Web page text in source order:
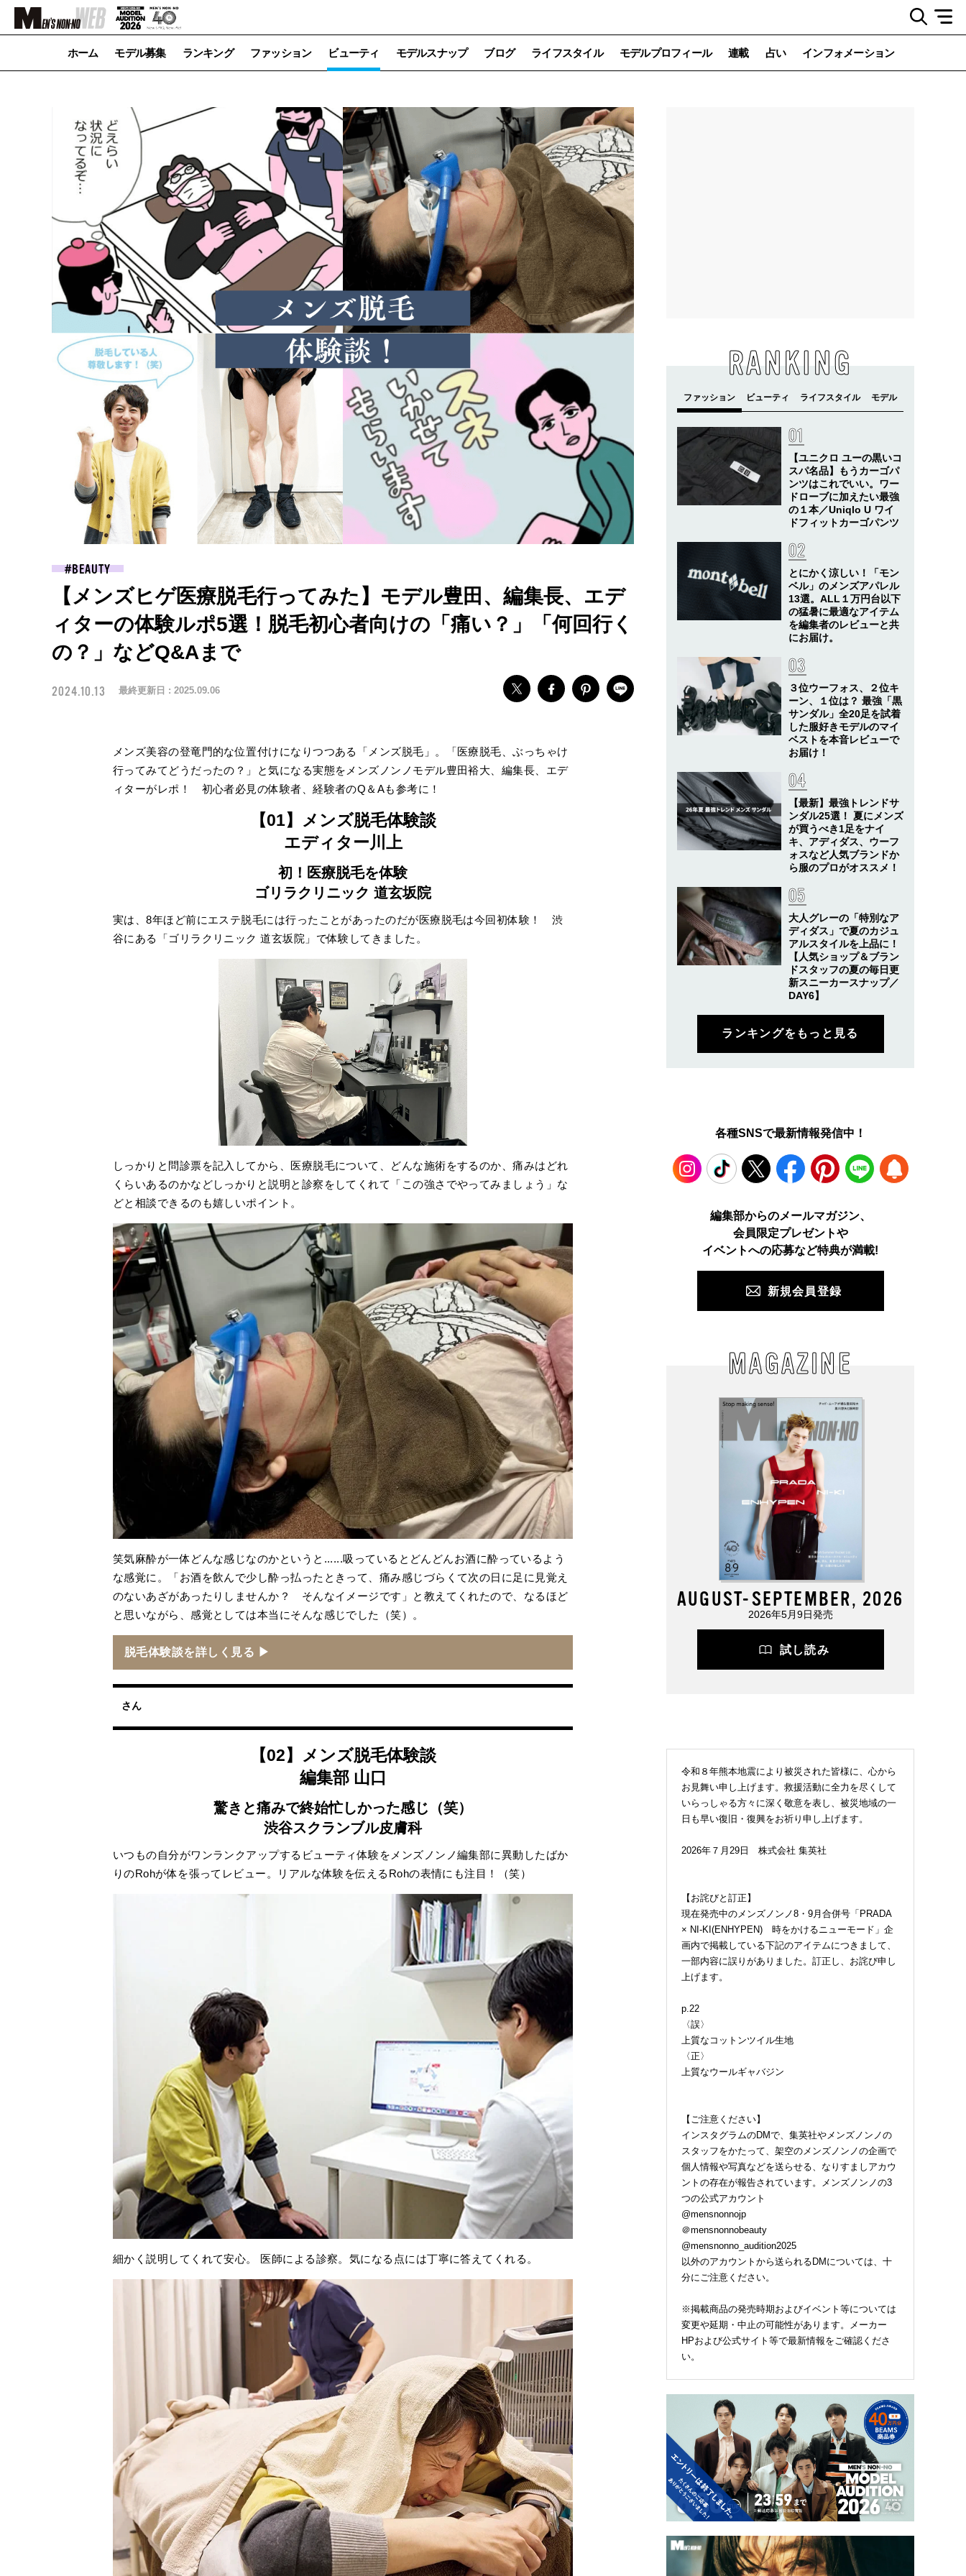
ホーム モデル募集 ランキング ファッション ビューティ モデルスナップ ブログ ライフスタイル モデルプロフィール 連載 占い インフォメーション
BEAUTY
【メンズヒゲ医療脱毛行ってみた】モデル豊田、編集長、エデ
ィターの体験ルポ5選！脱毛初心者向けの「痛い？」「何回行く
の？」などQ&Aまで
2024.10.13 最終更新日 : 2025.09.06
メンズ美容の登竜門的な位置付けになりつつある「メンズ脱毛」。「医療脱毛、ぶっちゃけ
行ってみてどうだったの？」と気になる実態をメンズノンノモデル豊田裕大、編集長、エデ
ィターがレポ！ 初心者必見の体験者、経験者のQ＆Aも参考に！
【01】メンズ脱毛体験談
エディター川上
初！医療脱毛を体験
ゴリラクリニック 道玄坂院
実は、8年ほど前にエステ脱毛には行ったことがあったのだが医療脱毛は今回初体験！ 渋
谷にある「ゴリラクリニック 道玄坂院」で体験してきました。
しっかりと問診票を記入してから、医療脱毛について、どんな施術をするのか、痛みはどれ
くらいあるのかなどしっかりと説明と診察をしてくれて「この強さでやってみましょう」な
どと相談できるのも嬉しいポイント。
笑気麻酔が一体どんな感じなのかというと......吸っているとどんどんお酒に酔っているよう
な感覚に。「お酒を飲んで少し酔っ払ったときって、痛み感じづらくて次の日に足に見覚え
のないあざがあったりしませんか？ そんなイメージです」と教えてくれたので、なるほど
と思いながら、感覚としては本当にそんな感じでした（笑）。
脱毛体験談を詳しく見る ▶
さん
【02】メンズ脱毛体験談
編集部 山口
驚きと痛みで終始忙しかった感じ（笑）
渋谷スクランブル皮膚科
いつもの自分がワンランクアップするビューティ体験をメンズノンノ編集部に異動したばか
りのRohが体を張ってレビュー。リアルな体験を伝えるRohの表情にも注目！（笑）
細かく説明してくれて安心。 医師による診察。気になる点には丁寧に答えてくれる。
RANKING
【ユニクロ ユーの黒いコ
スパ名品】もうカーゴパ
ンツはこれでいい。ワー
ドローブに加えたい最強
の１本／Uniqlo U ワイ
ドフィットカーゴパンツ
とにかく涼しい！「モン
ベル」のメンズアパレル
13選。ALL１万円台以下
の猛暑に最適なアイテム
を編集者のレビューと共
にお届け。
３位ウーフォス、２位キ
ーン、１位は？ 最強「黒
サンダル」全20足を試着
した服好きモデルのマイ
ベストを本音レビューで
お届け！
【最新】最強トレンドサ
ンダル25選！ 夏にメンズ
が買うべき1足をナイ
キ、アディダス、ウーフ
ォスなど人気ブランドか
ら服のプロがオススメ！
大人グレーの「特別なア
ディダス」で夏のカジュ
アルスタイルを上品に！
【人気ショップ＆ブラン
ドスタッフの夏の毎日更
新スニーカースナップ／
DAY6】
ランキングをもっと見る
各種SNSで最新情報発信中！
TikTok Facebook Pinterest LINE
編集部からのメールマガジン、
会員限定プレゼントや
イベントへの応募など特典が満載!
新規会員登録
MAGAZINE
AUGUST-SEPTEMBER, 2026
2026年5月9日発売
試し読み
令和８年熊本地震により被災された皆様に、心から
お見舞い申し上げます。救援活動に全力を尽くして
いらっしゃる方々に深く敬意を表し、被災地域の一
日も早い復旧・復興をお祈り申し上げます。
2026年７月29日 株式会社 集英社
【お詫びと訂正】
現在発売中のメンズノンノ8・9月合併号「PRADA
× NI-KI(ENHYPEN) 時をかけるニューモード」企
画内で掲載している下記のアイテムにつきまして、
一部内容に誤りがありました。訂正し、お詫び申し
上げます。
p.22
〈誤〉
上質なコットンツイル生地
〈正〉
上質なウールギャバジン
【ご注意ください】
インスタグラムのDMで、集英社やメンズノンノの
スタッフをかたって、架空のメンズノンノの企画で
個人情報や写真などを送らせる、なりすましアカウ
ントの存在が報告されています。メンズノンノの3
つの公式アカウント
@mensnonnojp
＠mensnonnobeauty
@mensnonno_audition2025
以外のアカウントから送られるDMについては、十
分にご注意ください。
※掲載商品の発売時期およびイベント等については
変更や延期・中止の可能性があります。メーカー
HPおよび公式サイト等で最新情報をご確認くださ
い。